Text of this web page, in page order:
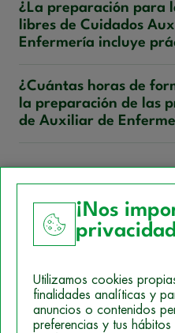
¿La preparación para
libres de Cuidados
Enfermería incluye
¿Cuántas horas de
la preparación de las
de Auxiliar de
Conoce a
profesorado:
formación
¡Nos
Utilizamos cookies
finalidades analíticas y
anuncios o contenidos
preferencias y tus